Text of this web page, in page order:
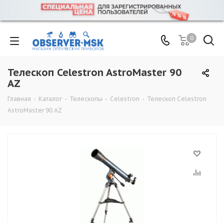
0
Телескоп Celestron AstroMaster 90
AZ
Главная - Каталог - Телескопы - Celestron - Телескоп Celestron
AstroMaster 90 AZ